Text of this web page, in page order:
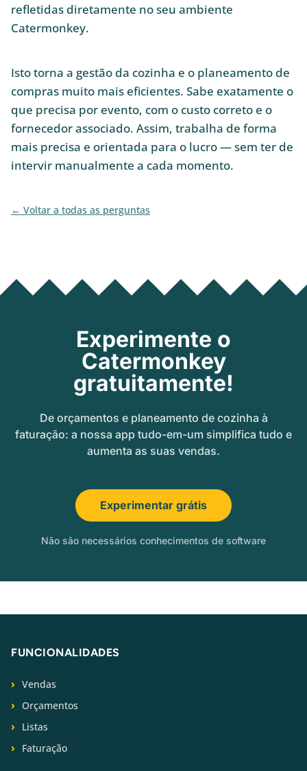
refletidas diretamente no seu ambiente
Catermonkey.
Isto torna a gestão da cozinha e o planeamento de
compras muito mais eficientes. Sabe exatamente o
que precisa por evento, com o custo correto e o
fornecedor associado. Assim, trabalha de forma
mais precisa e orientada para o lucro — sem ter de
intervir manualmente a cada momento.
Voltar a todas as perguntas
Experimente o
Catermonkey
gratuitamente!
De orçamentos e planeamento de cozinha à
faturação: a nossa app tudo-em-um simplifica tudo e
aumenta as suas vendas.
Experimentar grátis
Não são necessários conhecimentos de software
FUNCIONALIDADES
Vendas
Orçamentos
Listas
Faturação